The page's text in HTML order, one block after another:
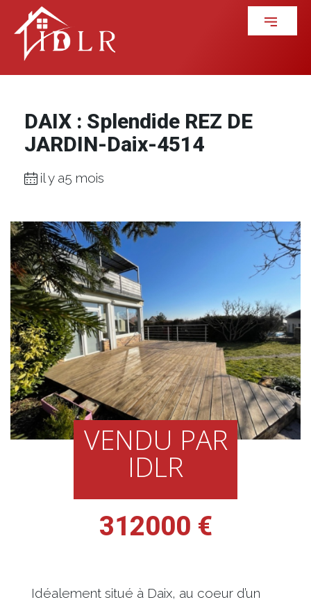
DAIX : Splendide REZ DE
JARDIN-Daix-4514
il y a5 mois
VENDU PAR
IDLR
312000 €
Idéalement situé à Daix, au coeur d’un